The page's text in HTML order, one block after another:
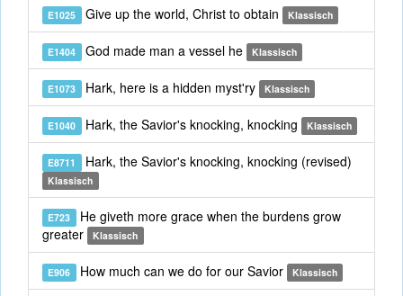
E1025 Give up the world, Christ to obtain Klassisch
E1404 God made man a vessel he Klassisch
E1073 Hark, here is a hidden myst'ry Klassisch
E1040 Hark, the Savior's knocking, knocking Klassisch
E8711 Hark, the Savior's knocking, knocking (revised)
Klassisch
E723 He giveth more grace when the burdens grow
greater
Klassisch
E906 How much can we do for our Savior Klassisch